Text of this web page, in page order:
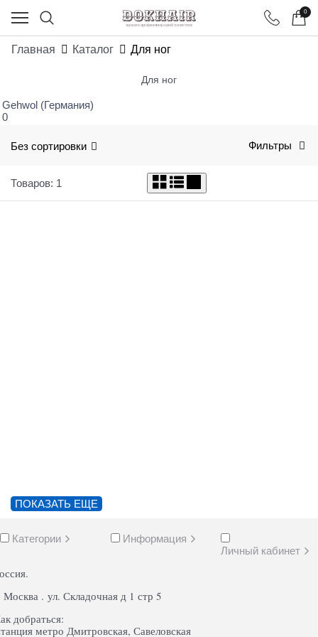
0
Главная Каталог Для ног
Для ног
Gehwol (Германия)
0
Без сортировки Фильтры
Товаров: 1
ПОКАЗАТЬ ЕЩЕ
Категории
Информация
Личный кабинет
Москва . ул. Складочная д 1 стр 5
добраться:
метро Дмитровская, Савеловская